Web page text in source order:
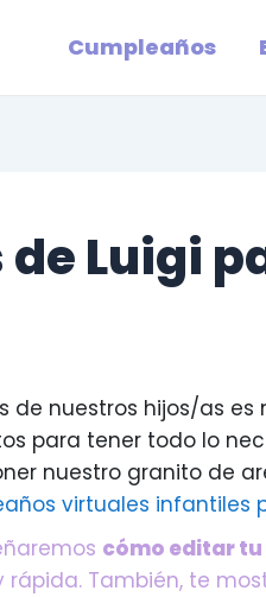
Cumpleaños
Luigi
de nuestros hijos/as
para tener todo lo
nuestro granito de
virtuales infantiles
cómo editar
También, te